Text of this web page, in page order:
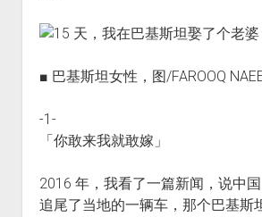
■ 巴基斯坦女性，图/FAROOQ
-1-
「你敢来我就敢嫁」
2016 年，我看了一篇新闻，说中
追尾了当地的一辆车，那个巴基斯